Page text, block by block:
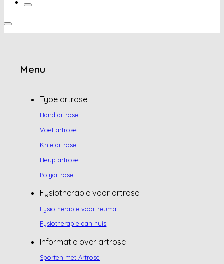
Menu
Type artrose
Hand artrose
Voet artrose
Knie artrose
Heup artrose
Polyartrose
Fysiotherapie voor artrose
Fysiotherapie voor reuma
Fysiotherapie aan huis
Informatie over artrose
Sporten met Artrose